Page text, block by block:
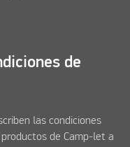
de
las condiciones
de Camp-let a